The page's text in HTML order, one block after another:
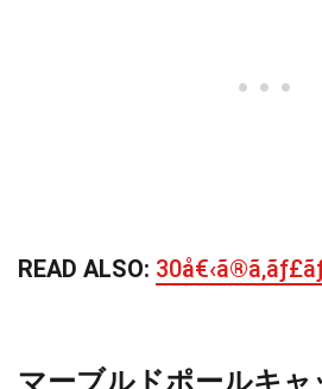
READ ALSO:
マーブルドポールキャ